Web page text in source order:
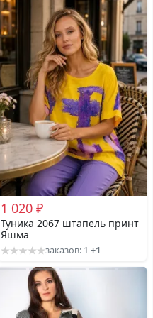
1 020 ₽
Туника 2067 штапель принт
Яшма
заказов: 1+1